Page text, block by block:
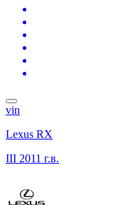
vin
Lexus RX
III 2011 г.в.